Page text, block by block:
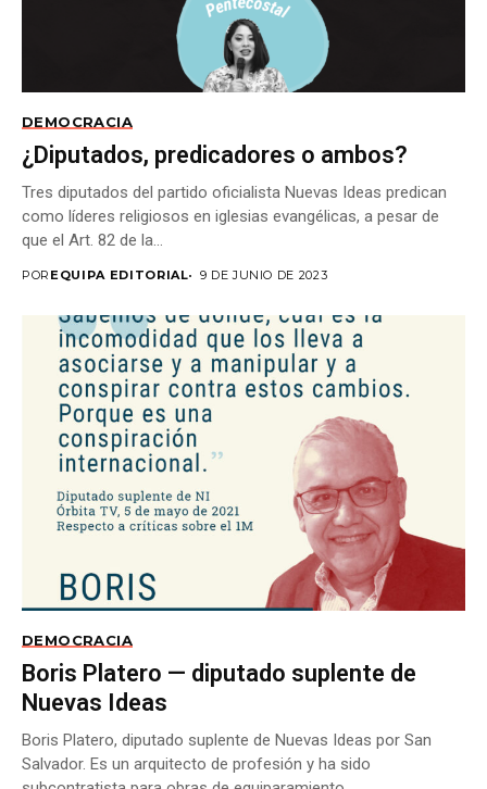
DEMOCRACIA
¿Diputados, predicadores o ambos?
Tres diputados del partido oficialista Nuevas Ideas predican
como líderes religiosos en iglesias evangélicas, a pesar de
que el Art. 82 de la...
POR EQUIPA EDITORIAL 9 DE JUNIO DE 2023
DEMOCRACIA
Boris Platero — diputado suplente de
Nuevas Ideas
Boris Platero, diputado suplente de Nuevas Ideas por San
Salvador. Es un arquitecto de profesión y ha sido